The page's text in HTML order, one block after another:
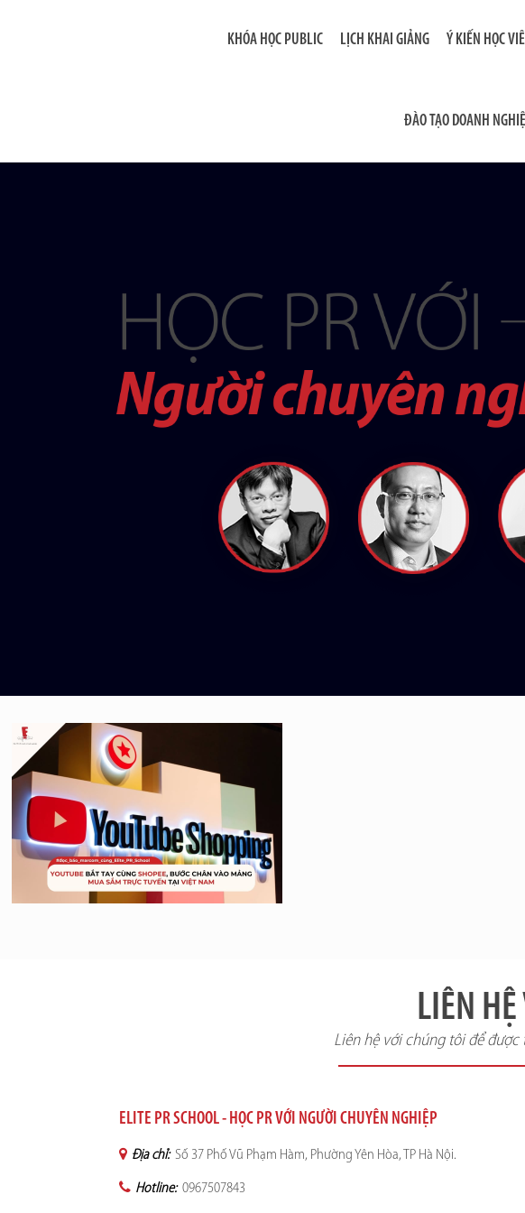
KHÓA HỌC PUBLIC LỊCH KHAI GIẢNG Ý KIẾN HỌC
ĐÀO TẠO DOANH
LIÊN HỆ
Liên hệ với chúng tôi để
ELITE PR SCHOOL - HỌC PR VỚI NGƯỜI CHUYÊN NGHIỆP
Địa chỉ: Số 37 Phố Vũ Phạm Hàm, Phường Yên Hòa, TP Hà Nội.
Hotline: 0967507843